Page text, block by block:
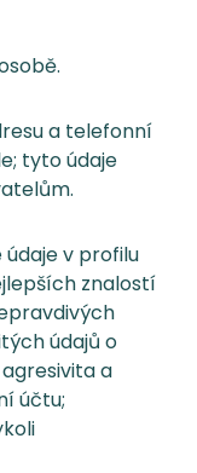
a telefonní
tyto údaje
v profilu
znalostí
údajů o
a
účtu;